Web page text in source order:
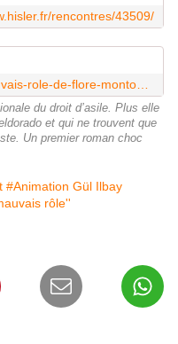
rencontres/43509/
du droit d’asile. Plus elle
et qui ne trouvent que
Un premier roman choc
#Animation Gül Ilbay
rôle''